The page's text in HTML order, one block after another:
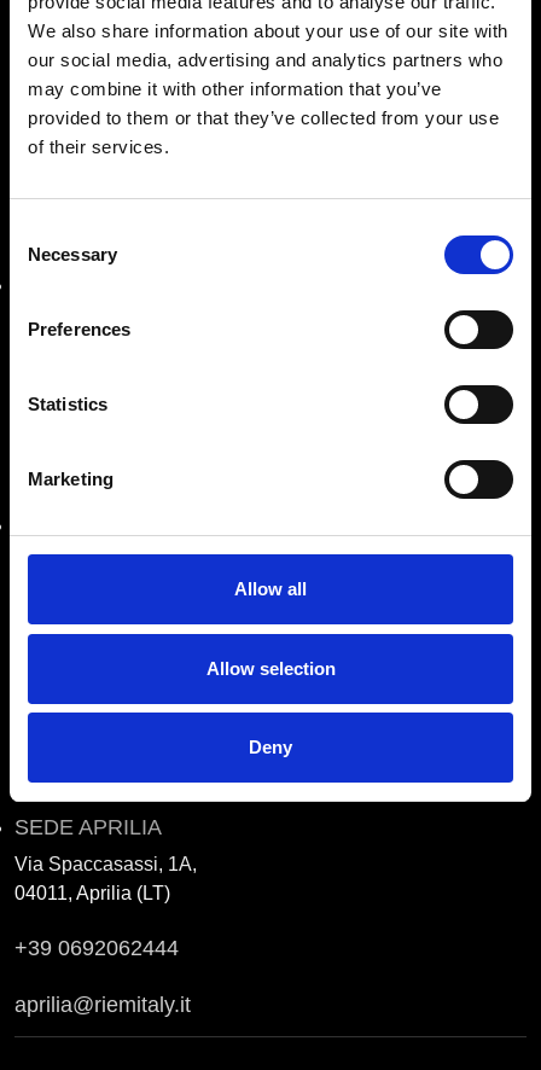
We also share information about your use of our site with
our social media, advertising and analytics partners who
may combine it with other information that you’ve
provided to them or that they’ve collected from your use
of their services.
Selection
Necessary
Preferences
Statistics
Marketing
Allow all
Allow selection
Deny
Azienda con esperienza ventennale nella vendita,
assistenza e produzione di macchine industriali.
LE NOSTRE SEDI
SEDE AMMINISTRATIVA
Via Prenestina Antica 167
info@riemitaly.com
Roma
Via Prenestina Nuova, km 8,500
00010 Gallicano nel Lazio (Roma)
commerciale@riemitaly.it
SEDE APRILIA
Via Spaccasassi, 1A,
04011, Aprilia (LT)
+39 0692062444
aprilia@riemitaly.it